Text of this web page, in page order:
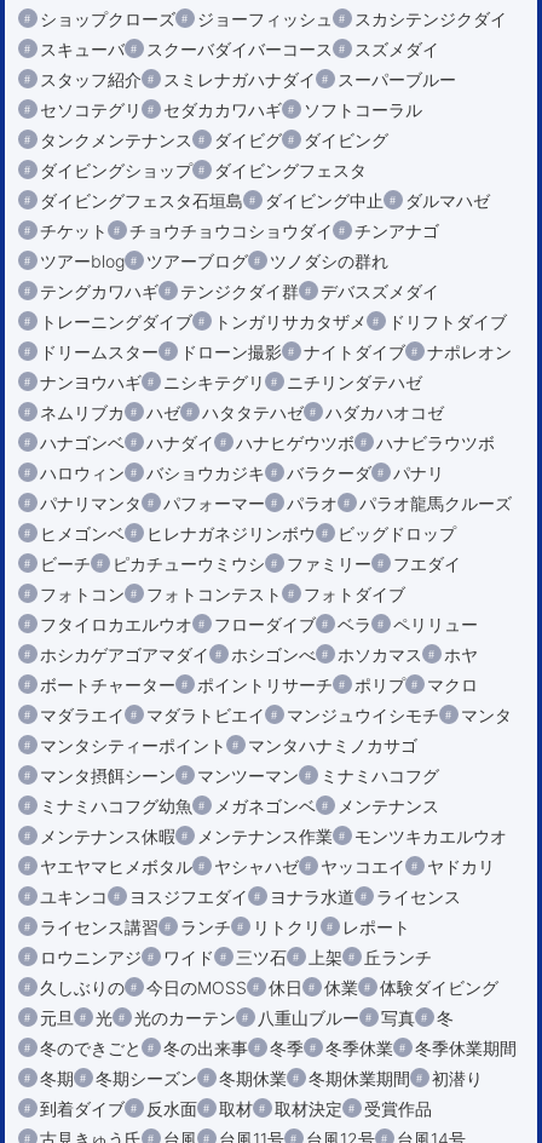
ショップクローズ
ジョーフィッシュ
スカシテンジクダイ
スキューバ
スクーバダイバーコース
スズメダイ
スタッフ紹介
スミレナガハナダイ
スーパーブルー
セソコテグリ
セダカカワハギ
ソフトコーラル
タンクメンテナンス
ダイビグ
ダイビング
ダイビングショップ
ダイビングフェスタ
ダイビングフェスタ石垣島
ダイビング中止
ダルマハゼ
チケット
チョウチョウコショウダイ
チンアナゴ
ツアーblog
ツアーブログ
ツノダシの群れ
テングカワハギ
テンジクダイ群
デバスズメダイ
トレーニングダイブ
トンガリサカタザメ
ドリフトダイブ
ドリームスター
ドローン撮影 ナイトダイブ
ナポレオン
ナンヨウハギ
ニシキテグリ
ニチリンダテハゼ
ネムリブカ
ハゼ ハタタテハゼ
ハダカハオコゼ
ハナゴンベ
ハナダイ ハナヒゲウツボ
ハナビラウツボ
ハロウィン
バショウカジキ バラクーダ
パナリ
パナリマンタ
パフォーマー パラオ
パラオ龍馬クルーズ
ヒメゴンベ
ヒレナガネジリンボウ
ビッグドロップ
ビーチ
ピカチューウミウシ ファミリー
フエダイ
フォトコン
フォトコンテスト
フォトダイブ
フタイロカエルウオ
フローダイブ ベラ
ペリリュー
ホシカゲアゴアマダイ
ホシゴンべ ホソカマス
ホヤ
ボートチャーター
ポイントリサーチ ポリプ
マクロ
マダラエイ
マダラトビエイ マンジュウイシモチ
マンタ
マンタシティーポイント
マンタハナミノカサゴ
マンタ摂餌シーン
マンツーマン
ミナミハコフグ
ミナミハコフグ幼魚
メガネゴンベ
メンテナンス
メンテナンス休暇
メンテナンス作業
モンツキカエルウオ
ヤエヤマヒメボタル
ヤシャハゼ ヤッコエイ
ヤドカリ
ユキンコ
ヨスジフエダイ ヨナラ水道
ライセンス
ライセンス講習
ランチ リトクリ
レポート
ロウニンアジ
ワイド 三ツ石 上架
丘ランチ
久しぶりの
今日のMOSS 休日 休業
体験ダイビング
元旦
光 光のカーテン 八重山ブルー 写真
冬
冬のできごと
冬の出来事 冬季 冬季休業
冬季休業期間
冬期
冬期シーズン 冬期休業 冬期休業期間
初潜り
到着ダイブ
反水面 取材 取材決定
受賞作品
古見きゅう氏
台風 台風11号 台風12号
台風14号